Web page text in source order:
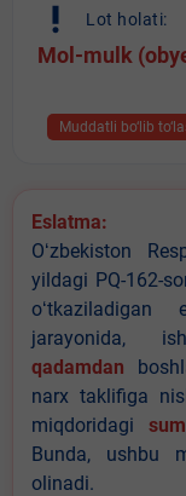
priority_high Lot holati:
Mol-mulk
Muddatli bo‘lib
Eslatma:
Oʻzbekiston
yildagi PQ-162-
oʻtkaziladigan
jarayonida,
qadamdan
narx taklifiga
miqdoridagi
Bunda, ushbu
olinadi.